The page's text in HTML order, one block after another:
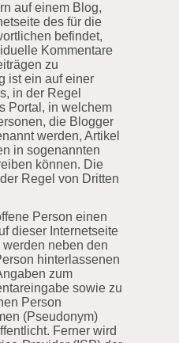
auf einem Blog,
des für die
befindet,
Kommentare
zu
ist ein auf einer
in der Regel
Portal, in welchem
die Blogger
werden, Artikel
in sogenannten
können. Die
Regel von Dritten
Person einen
dieser Internetseite
neben den
hinterlassenen
zum
sowie zu
Person
(Pseudonym)
Ferner wird